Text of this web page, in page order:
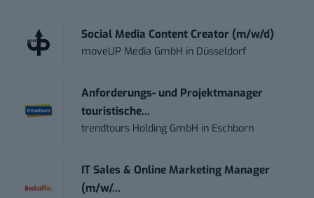
Social Media Content Creator (m/w/d)
moveUP Media GmbH in Düsseldorf
Anforderungs- und Projektmanager
touristische...
trendtours Holding GmbH in Eschborn
IT Sales & Online Marketing Manager
(m/w/...